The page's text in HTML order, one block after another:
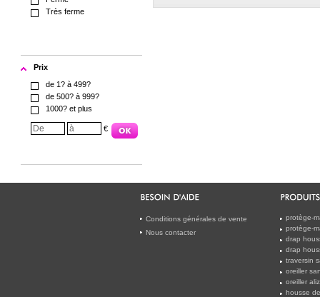
Très ferme
Prix
de 1? à 499?
de 500? à 999?
1000? et plus
€
Conditions générales de vente
Nous contacter
protège-
protège-
drap
drap
traversin
oreiller
oreiller
housse